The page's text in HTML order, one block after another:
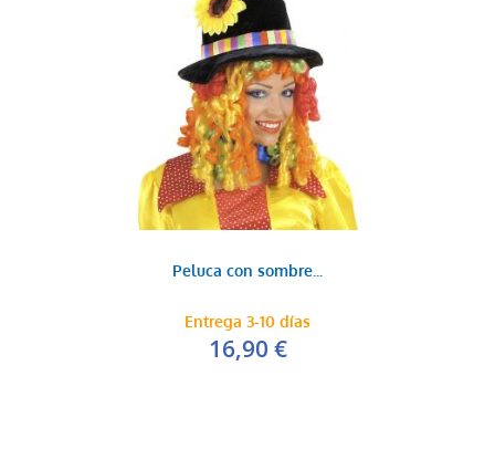
Peluca con sombre...
Entrega 3-10 días
16,90 €